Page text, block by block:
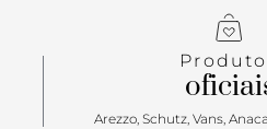
Arezzo, Schutz, Vans,